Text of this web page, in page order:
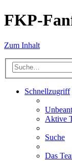
FKP-
Zum Inhalt
Schnellzugriff
Aktive
Suche
Das